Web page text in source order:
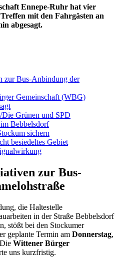
Ennepe-Ruhr hat vier
mit den Fahrgästen an
abgesagt.
zur Bus-Anbindung der
Gemeinschaft (WBG)
Grünen und SPD
Bebbelsdorf
sichern
besiedeltes Gebiet
zur Bus-
die Haltestelle
in der Straße Bebbelsdorf
stößt bei den Stockumer
geplante Termin am Donnerstag,
Wittener Bürger
uns kurzfristig.